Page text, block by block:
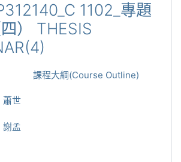
1102_專題
） THESIS
課程大綱(Course Outline)
蕭世
謝孟